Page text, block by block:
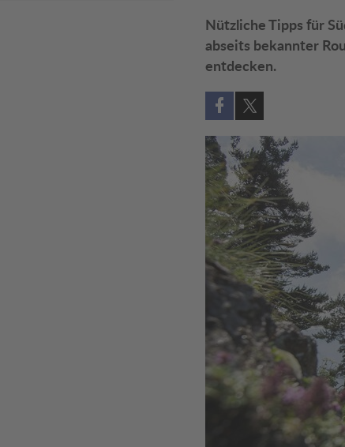
Nützliche Tipps für
abseits bekannter
entdecken.
Auf Facebook teilen
Auf X teilen